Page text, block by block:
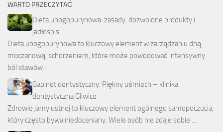
WARTO PRZECZYTAĆ
Dieta ubogopurynowa: zasady, dozwolone produkty i
jadłospis
Dieta ubogopurynowa to kluczowy element w zarządzaniu dną
moczanową, schorzeniem, które może powodować intensywny
ból stawów i …
Gabinet dentystyczny. Piękny uśmiech – klinika
dentystyczna Gliwice
Zdrowie jamy ustnej to kluczowy element ogólnego samopoczucia,
który często bywa niedoceniany. Wiele osób nie zdaje sobie …